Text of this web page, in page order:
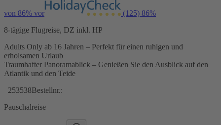
von 86% vor (125) 86%
8-tägige Flugreise, DZ inkl. HP
Adults Only ab 16 Jahren – Perfekt für einen ruhigen und
erholsamen Urlaub
Traumhafter Panoramablick – Genießen Sie den Ausblick auf den
Atlantik und den Teide
253538Bestellnr.:
Pauschalreise